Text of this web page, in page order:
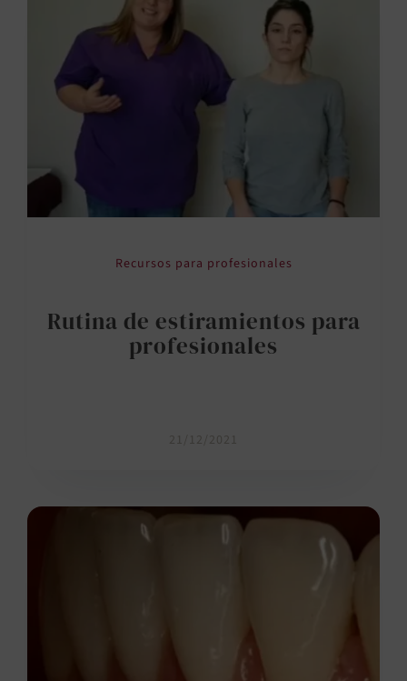
Recursos para profesionales
Rutina de estiramientos para
profesionales
21/12/2021